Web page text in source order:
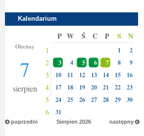
Kalendarium
Olechny
7
sierpien
P W Ś C P S N
1 1 2
2 3 4 5 6 7 8 9
3 10 11 12 13 14 15 16
4 17 18 19 20 21 22 23
5 24 25 26 27 28 29 30
6 31
poprzedni następny
Sierpien 2026